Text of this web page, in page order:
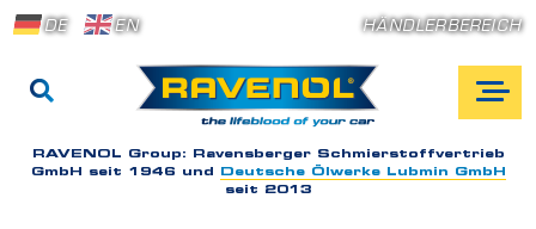
DE EN HÄNDLERBEREICH
RAVENOL Group: Ravensberger Schmierstoffvertrieb
GmbH seit 1946 und
Deutsche Ölwerke Lubmin GmbH
seit 2013